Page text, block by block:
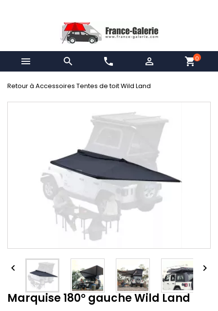
  phone  shopping_cart0
Retour à Accessoires Tentes de toit Wild Land
 
Marquise 180° gauche Wild Land